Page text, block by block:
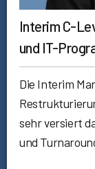
Interim C-
und IT-
Die Interim
sehr versiert
und